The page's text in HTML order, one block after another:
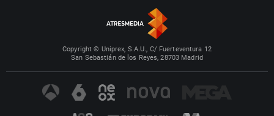
Copyright © Uniprex, S.A.U., C/ Fuerteventura 12
San Sebastián de los Reyes, 28703 Madrid